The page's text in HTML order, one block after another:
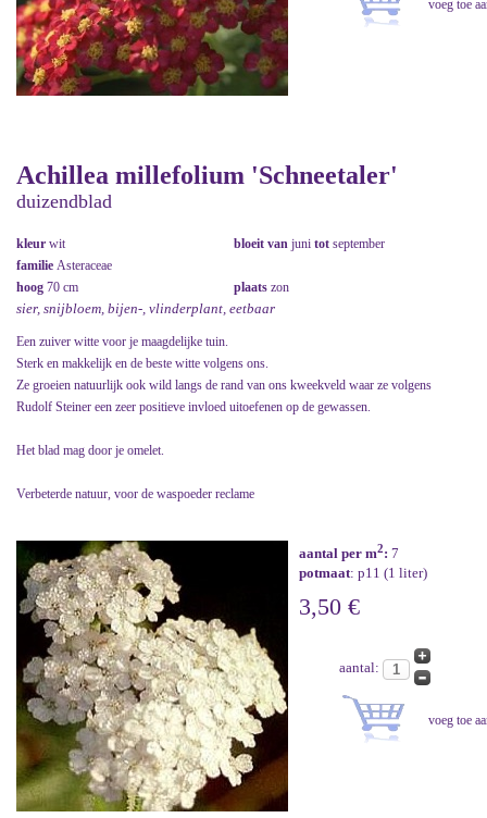
Achillea millefolium 'Schneetaler'
duizendblad
kleur wit bloeit van juni tot september
familie Asteraceae
hoog 70 cm plaats zon
sier, snijbloem, bijen-, vlinderplant, eetbaar
Een zuiver witte voor je maagdelijke tuin.
Sterk en makkelijk en de beste witte volgens ons.
Ze groeien natuurlijk ook wild langs de rand van ons kweekveld waar ze volgens
Rudolf Steiner een zeer positieve invloed uitoefenen op de gewassen.
Het blad mag door je omelet.
Verbeterde natuur, voor de waspoeder reclame
aantal per m2: 7
potmaat: p11 (1 liter)
3,50 €
aantal: